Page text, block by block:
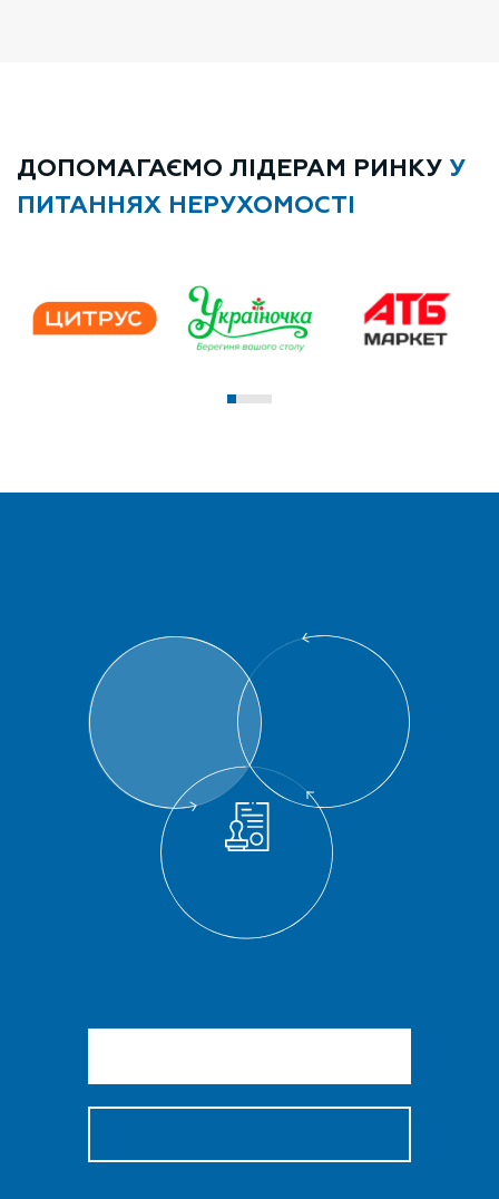
ДОПОМАГАЄМО ЛІДЕРАМ РИНКУ У
ПИТАННЯХ НЕРУХОМОСТІ